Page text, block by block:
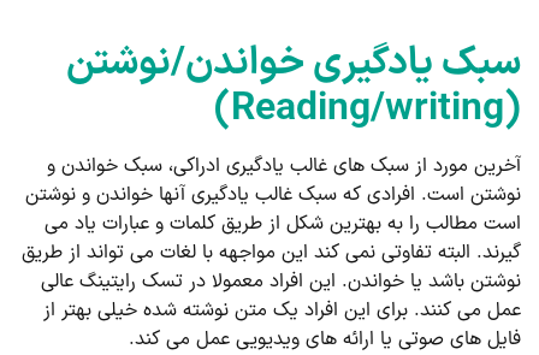
سبک یادگیری خواندن/نوشتن
(Reading/writing)
آخرین مورد از سبک های غالب یادگیری ادراکی، سبک خواندن و
نوشتن است. افرادی که سبک غالب یادگیری آنها خواندن و نوشتن
است مطالب را به بهترین شکل از طریق کلمات و عبارات یاد می
گیرند. البته تفاوتی نمی کند این مواجهه با لغات می تواند از طریق
نوشتن باشد یا خواندن. این افراد معمولا در تسک رایتینگ عالی
عمل می کنند. برای این افراد یک متن نوشته شده خیلی بهتر از
فایل های صوتی یا ارائه های ویدیویی عمل می کند.